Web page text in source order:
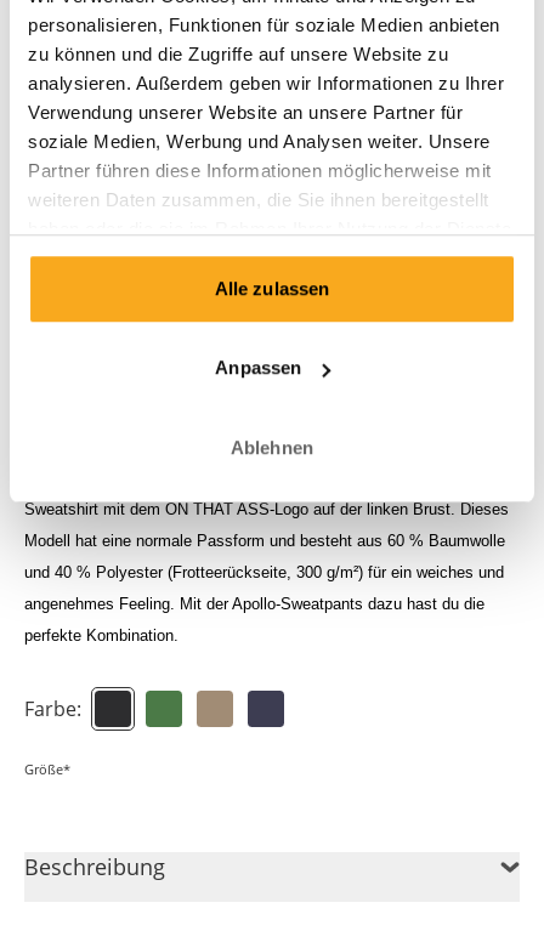
personalisieren, Funktionen für soziale Medien anbieten
zu können und die Zugriffe auf unsere Website zu
analysieren. Außerdem geben wir Informationen zu Ihrer
Verwendung unserer Website an unsere Partner für
soziale Medien, Werbung und Analysen weiter. Unsere
Partner führen diese Informationen möglicherweise mit
weiteren Daten zusammen, die Sie ihnen bereitgestellt
gesammelt haben.
Alle zulassen
Anpassen
Ablehnen
Sweatshirt mit dem ON THAT ASS-Logo auf der linken Brust. Dieses
Modell hat eine normale Passform und besteht aus 60 % Baumwolle
und 40 % Polyester (Frotteerückseite, 300 g/m²) für ein weiches und
angenehmes Feeling. Mit der Apollo-Sweatpants dazu hast du die
perfekte Kombination.
Farbe:
Größe*
Beschreibung